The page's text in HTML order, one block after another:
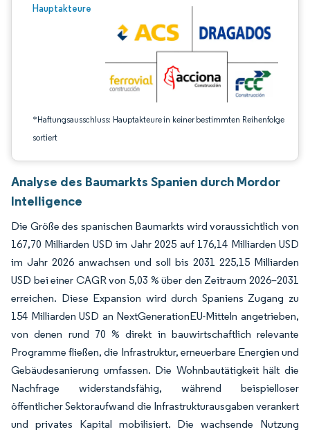
Hauptakteure
*Haftungsausschluss: Hauptakteure in keiner bestimmten Reihenfolge
sortiert
Bild © Mordor Intelligence. Wiederverwendung erfordert Namensnennung
Analyse des Baumarkts Spanien durch Mordor
Intelligence
Die Größe des spanischen Baumarkts wird voraussichtlich von
167,70 Milliarden USD im Jahr 2025 auf 176,14 Milliarden USD
im Jahr 2026 anwachsen und soll bis 2031 225,15 Milliarden
USD bei einer CAGR von 5,03 % über den Zeitraum 2026–2031
erreichen. Diese Expansion wird durch Spaniens Zugang zu
154 Milliarden USD an NextGenerationEU-Mitteln angetrieben,
von denen rund 70 % direkt in bauwirtschaftlich relevante
Programme fließen, die Infrastruktur, erneuerbare Energien und
Gebäudesanierung umfassen. Die Wohnbautätigkeit hält die
Nachfrage widerstandsfähig, während beispielloser
öffentlicher Sektoraufwand die Infrastrukturausgaben verankert
und privates Kapital mobilisiert. Die wachsende Nutzung